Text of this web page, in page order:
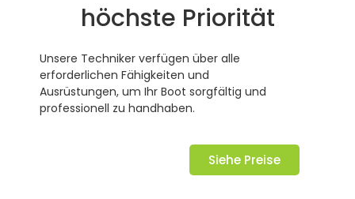
höchste Priorität
Unsere Techniker verfügen über alle
erforderlichen Fähigkeiten und
Ausrüstungen, um Ihr Boot sorgfältig und
professionell zu handhaben.
Siehe Preise